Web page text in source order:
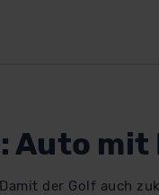
Auto
​Damit der Golf auch